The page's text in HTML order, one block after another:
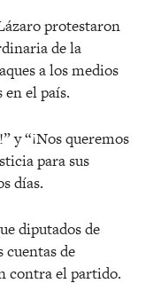
protestaron
de la
a los medios
en el país.
y “¡Nos queremos
para sus
días.
diputados de
de
contra el partido.